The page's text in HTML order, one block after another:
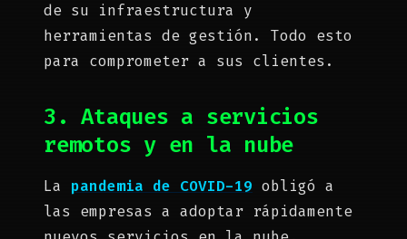
de su infraestructura y
herramientas de gestión. Todo esto
para comprometer a sus clientes.
3. Ataques a servicios
remotos y en la nube
La pandemia de COVID-19 obligó a
las empresas a adoptar rápidamente